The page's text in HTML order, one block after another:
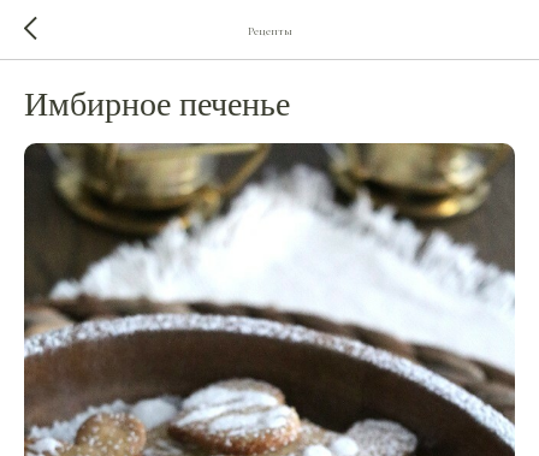
Рецепты
Имбирное печенье